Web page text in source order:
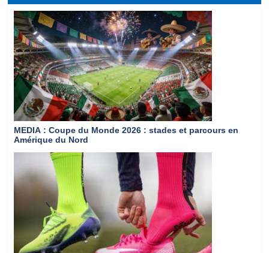
MEDIA : Coupe du Monde 2026 : stades et parcours en
Amérique du Nord